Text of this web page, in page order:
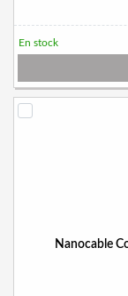
En stock
Nanocable